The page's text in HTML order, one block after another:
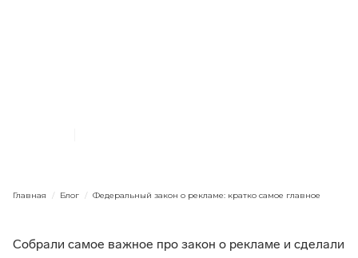
Главная / Блог / Федеральный закон о рекламе: кратко самое главное
Собрали самое важное про закон о рекламе и сделали